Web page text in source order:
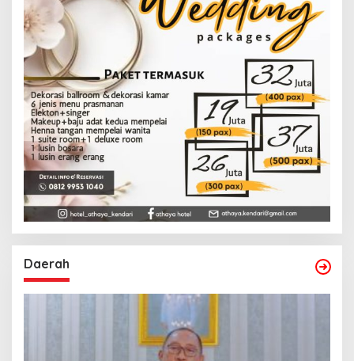
Daerah